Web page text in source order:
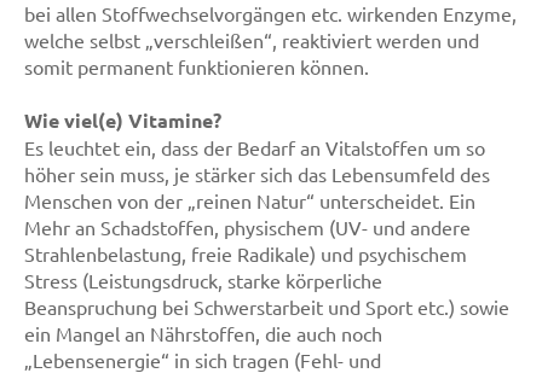
bei allen Stoffwechselvorgängen etc. wirkenden Enzyme,
welche selbst „verschleißen“, reaktiviert werden und
somit permanent funktionieren können.
Wie viel(e) Vitamine?
Es leuchtet ein, dass der Bedarf an Vitalstoffen um so
höher sein muss, je stärker sich das Lebensumfeld des
Menschen von der „reinen Natur“ unterscheidet. Ein
Mehr an Schadstoffen, physischem (UV- und andere
Strahlenbelastung, freie Radikale) und psychischem
Stress (Leistungsdruck, starke körperliche
Beanspruchung bei Schwerstarbeit und Sport etc.) sowie
ein Mangel an Nährstoffen, die auch noch
„Lebensenergie“ in sich tragen (Fehl- und